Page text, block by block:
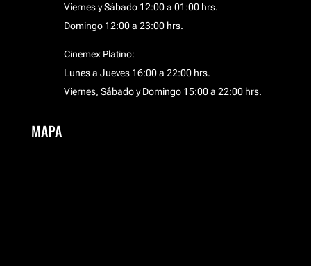
Viernes y Sábado 12:00 a 01:00 hrs.
Domingo 12:00 a 23:00 hrs.
Cinemex Platino:
Lunes a Jueves 16:00 a 22:00 hrs.
Viernes, Sábado y Domingo 15:00 a 22:00 hrs.
MAPA